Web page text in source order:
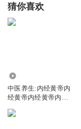
猜你喜欢
中医养生:内经黄帝内
经黄帝内经黄帝内经